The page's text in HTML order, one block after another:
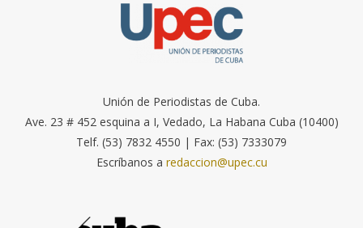
Unión de Periodistas de Cuba.
Ave. 23 # 452 esquina a I, Vedado, La Habana Cuba (10400)
Telf. (53) 7832 4550 | Fax: (53) 7333079
Escríbanos a redaccion@upec.cu